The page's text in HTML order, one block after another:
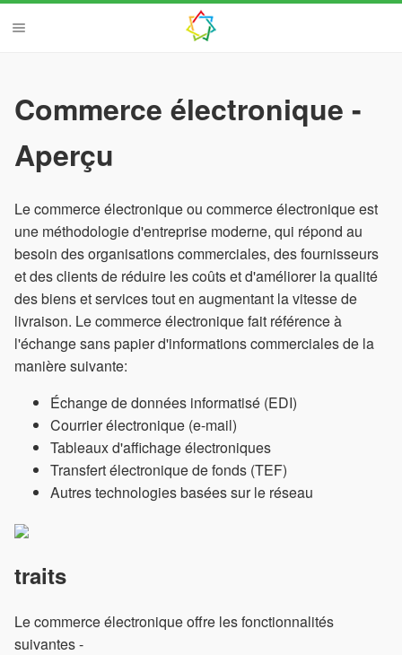
Commerce électronique -
Aperçu
Le commerce électronique ou commerce électronique est
une méthodologie d'entreprise moderne, qui répond au
besoin des organisations commerciales, des fournisseurs
et des clients de réduire les coûts et d'améliorer la qualité
des biens et services tout en augmentant la vitesse de
livraison. Le commerce électronique fait référence à
l'échange sans papier d'informations commerciales de la
manière suivante:
Échange de données informatisé (EDI)
Courrier électronique (e-mail)
Tableaux d'affichage électroniques
Transfert électronique de fonds (TEF)
Autres technologies basées sur le réseau
traits
Le commerce électronique offre les fonctionnalités
suivantes -